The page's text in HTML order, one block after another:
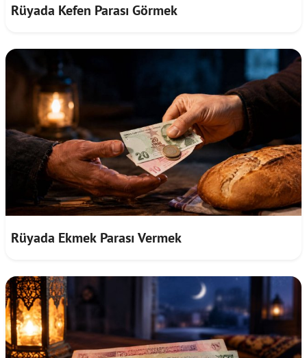
Rüyada Kefen Parası Görmek
Rüyada Ekmek Parası Vermek